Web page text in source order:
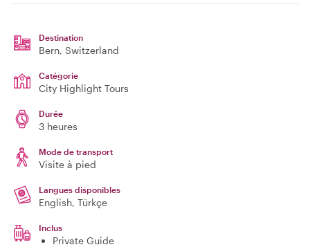
Destination
Bern, Switzerland
Catégorie
City Highlight Tours
Durée
3 heures
Mode de transport
Visite à pied
Langues disponibles
English, Türkçe
Inclus
Private Guide